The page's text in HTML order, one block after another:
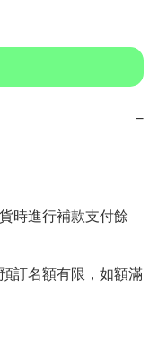
−
時進行補款支付餘
訂名額有限，如額滿